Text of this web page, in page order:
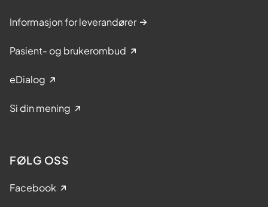
Informasjon for leverandører
Pasient- og brukerombud
eDialog
Si din mening
FØLG OSS
Facebook